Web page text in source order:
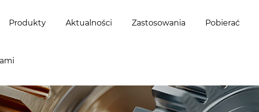
Produkty Aktualności Zastosowania Pobierać